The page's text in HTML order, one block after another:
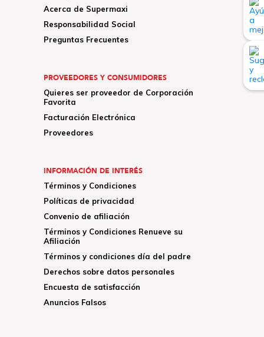
Acerca de Supermaxi
Responsabilidad Social
Preguntas Frecuentes
PROVEEDORES Y CONSUMIDORES
Quieres ser proveedor de Corporación
Favorita
Facturación Electrónica
Proveedores
INFORMACIÓN DE INTERÉS
Términos y Condiciones
Políticas de privacidad
Convenio de afiliación
Términos y Condiciones Renueve su
Afiliación
Términos y condiciones día del padre
Derechos sobre datos personales
Encuesta de satisfacción
Anuncios Falsos